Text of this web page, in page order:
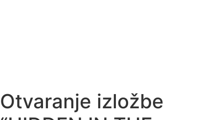
Otvaranje izložbe